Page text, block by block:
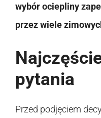
wybór ociepliny
przez wiele
pytania
Przed podjęciem